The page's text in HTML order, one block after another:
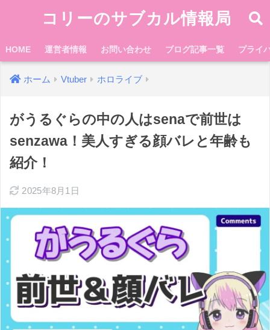
コリーのサブカル情報局
HOME 運営者情報 お問い合わせ ブログ記事一覧 プライ
ホーム Vtuber ホロライブ
がうるぐらの中の人はsenaで前世は
senzawa！美人すぎる顔バレと年齢も
紹介！
2025年8月1日